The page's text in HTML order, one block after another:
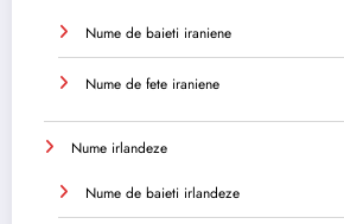
Nume de baieti iraniene
Nume de fete iraniene
Nume irlandeze
Nume de baieti irlandeze